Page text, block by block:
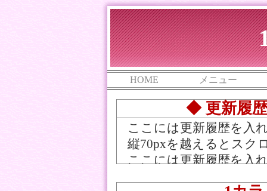
HOME メニュー
◆ 更新履
ここには更新履歴を入
縦70pxを越えるとスク
ここには更新履歴を入